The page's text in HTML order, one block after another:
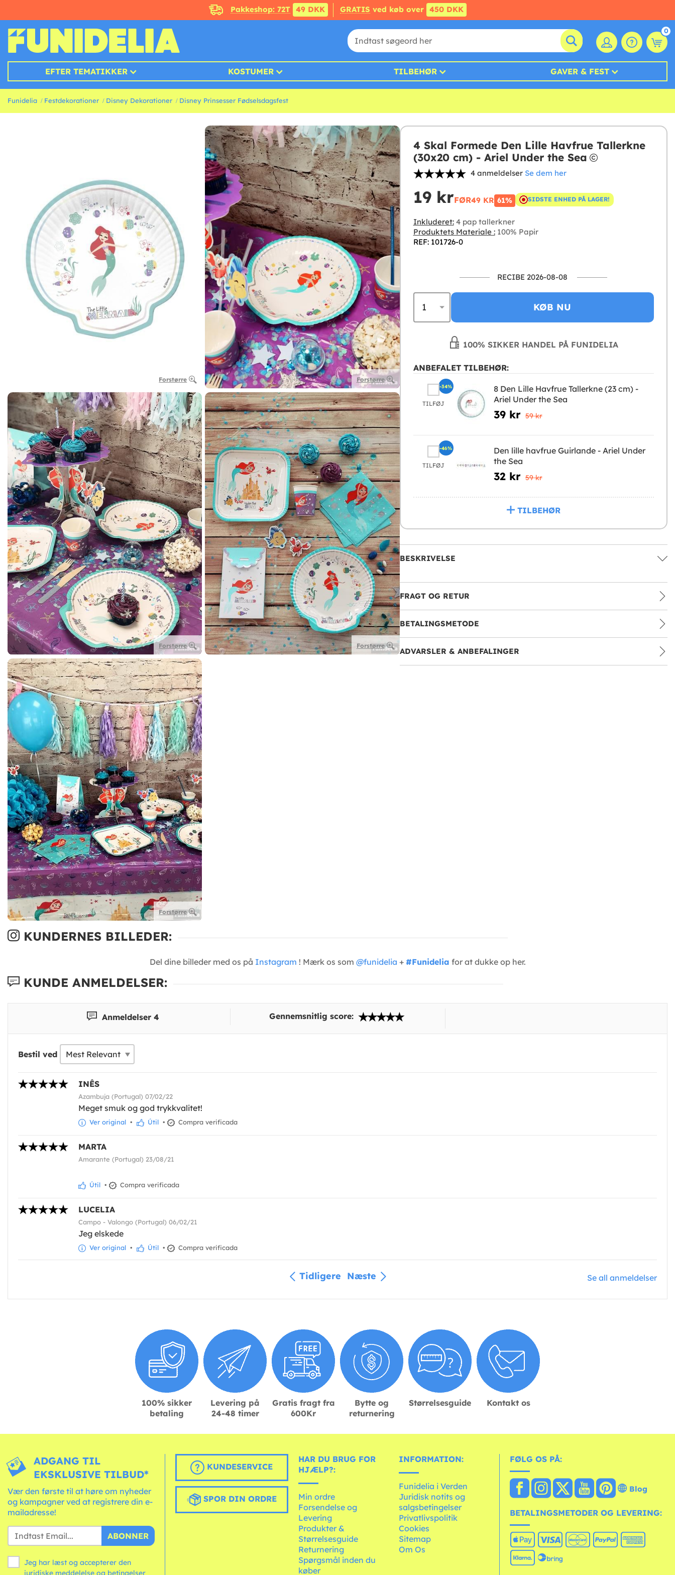
Pakkeshop: 72T 49 DKK GRATIS ved køb over 450 DKK
0
EFTER TEMATIKKER KOSTUMER TILBEHØR GAVER & FEST
Funidelia Festdekorationer Disney Dekorationer Disney Prinsesser Fødselsdagsfest
Forstørre Forstørre
Forstørre Forstørre
Forstørre
4 Skal Formede Den Lille Havfrue Tallerkne
(30x20 cm) - Ariel Under the Sea
4 anmeldelser Se dem her
19 krFØR49 KR 61% SIDSTE ENHED PÅ LAGER!
Inkluderet:4 pap tallerkner
Produktets Materiale :100% Papir
REF: 101726-0
RECIBE 2026-08-08
KØB NU
100% SIKKER HANDEL PÅ FUNIDELIA
ANBEFALET TILBEHØR:
TILFØJ
8 Den Lille Havfrue Tallerkne (23 cm) -
Ariel Under the Sea
39 kr 59 kr
-34%
TILFØJ
Den lille havfrue Guirlande - Ariel Under
the Sea
32 kr 59 kr
-46%
TILBEHØR
BESKRIVELSE
FRAGT OG RETUR
BETALINGSMETODE
ADVARSLER & ANBEFALINGER
KUNDERNES BILLEDER:
Del dine billeder med os på Instagram ! Mærk os som @funidelia + #Funidelia for at dukke op her.
KUNDE ANMELDELSER:
Anmeldelser 4 Gennemsnitlig score:
Bestil ved
INÊS
Azambuja (Portugal) 07/02/22
Meget smuk og god trykkvalitet!
Ver original • Útil • Compra verificada
MARTA
Amarante (Portugal) 23/08/21
Útil • Compra verificada
LUCELIA
Campo - Valongo (Portugal) 06/02/21
Jeg elskede
Ver original • Útil • Compra verificada
Tidligere Næste Se all anmeldelser
100% sikker
betaling
Levering på
24-48 timer
Gratis fragt fra
600Kr
Bytte og
returnering
Størrelsesguide Kontakt os
ADGANG TIL
EKSKLUSIVE TILBUD*
Vær den første til at høre om nyheder
og kampagner ved at registrere din e-
mailadresse!
ABONNER
Jeg har læst og accepterer den
KUNDESERVICE
SPOR DIN ORDRE
HAR DU BRUG FOR
HJÆLP?:
Min ordre
Forsendelse og
Levering
Produkter &
Størrelsesguide
Returnering
Spørgsmål inden du
køber
INFORMATION:
Funidelia i Verden
Juridisk notits og
salgsbetingelser
Privatlivspolitik
Cookies
Sitemap
Om Os
FØLG OS PÅ:
Blog
BETALINGSMETODER OG LEVERING: